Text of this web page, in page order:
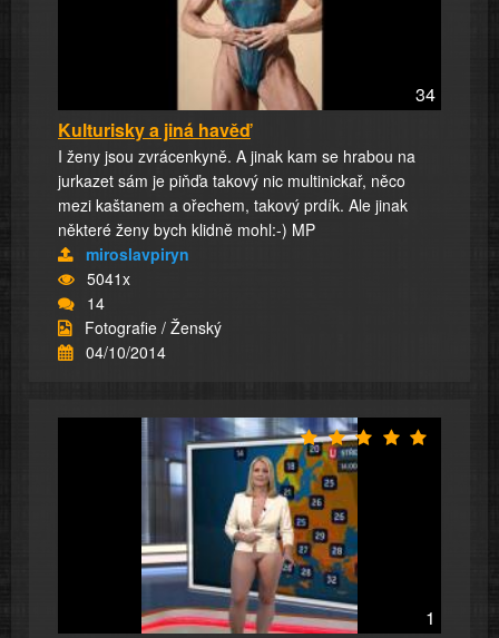
34
Kulturisky a jiná havěď
I ženy jsou zvrácenkyně. A jinak kam se hrabou na
jurkazet sám je piňďa takový nic multinickař, něco
mezi kaštanem a ořechem, takový prdík. Ale jinak
některé ženy bych klidně mohl:-) MP
miroslavpiryn
5041x
14
Fotografie / Ženský
04/10/2014
1